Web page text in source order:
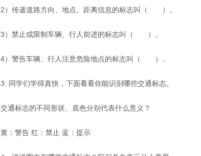
2）传递道路方向、地点、距离信息的标志叫（　　）。
3）禁止或限制车辆、行人前进的标志叫（　　）。
4）警告车辆、行人注意危险地点的标志叫（　　）。
3. 同学们学得真快，下面看看你能识别哪些交通标志。
交通标志的不同形状、底色分别代表什么意义？
黄：警告 红：禁止 蓝：提示